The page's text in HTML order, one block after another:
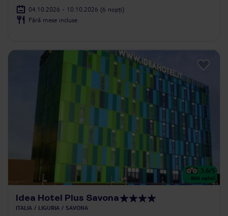
04.10.2026 - 10.10.2026 (6 nopți)
Fără mese incluse
3.6/5
860 opinii
Idea Hotel Plus Savona
ITALIA LIGURIA SAVONA